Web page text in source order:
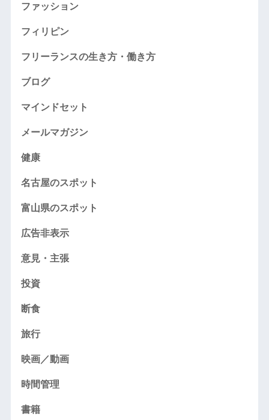
ファッション
フィリピン
フリーランスの生き方・働き方
ブログ
マインドセット
メールマガジン
健康
名古屋のスポット
富山県のスポット
広告非表示
意見・主張
投資
断食
旅行
映画／動画
時間管理
書籍